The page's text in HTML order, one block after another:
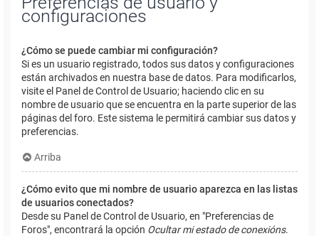
configuraciones
¿Cómo se puede cambiar mi configuración?
Si es un usuario registrado, todos sus datos y configuraciones
están archivados en nuestra base de datos. Para modificarlos,
visite el Panel de Control de Usuario; haciendo clic en su
nombre de usuario que se encuentra en la parte superior de las
páginas del foro. Este sistema le permitirá cambiar sus datos y
preferencias.
Arriba
¿Cómo evito que mi nombre de usuario aparezca en las listas
de usuarios conectados?
Desde su Panel de Control de Usuario, en "Preferencias de
Foros", encontrará la opción Ocultar mi estado de conexións.